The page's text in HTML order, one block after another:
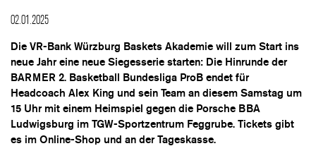
02.01.2025
Die VR-Bank Würzburg Baskets Akademie will zum Start ins
neue Jahr eine neue Siegesserie starten: Die Hinrunde der
BARMER 2. Basketball Bundesliga ProB endet für
Headcoach Alex King und sein Team an diesem Samstag um
15 Uhr mit einem Heimspiel gegen die Porsche BBA
Ludwigsburg im TGW-Sportzentrum Feggrube. Tickets gibt
es im Online-Shop und an der Tageskasse.